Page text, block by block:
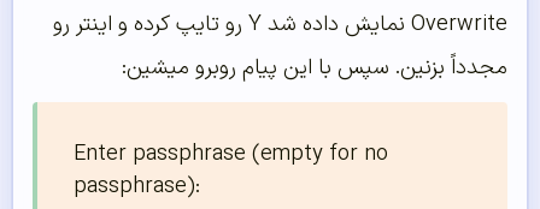
Overwrite نمایش داده شد Y رو تایپ کرده و اینتر رو
مجدداً بزنین. سپس با این پیام روبرو میشین:
Enter passphrase (empty for no
passphrase):